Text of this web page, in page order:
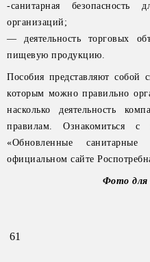
-санитарная
организаций;
— деятельность торговых
пищевую продукцию.
Пособия представляют собой
которым можно правильно
насколько деятельность
правилам. Ознакомиться
«Обновленные
официальном сайте
Фото для
61